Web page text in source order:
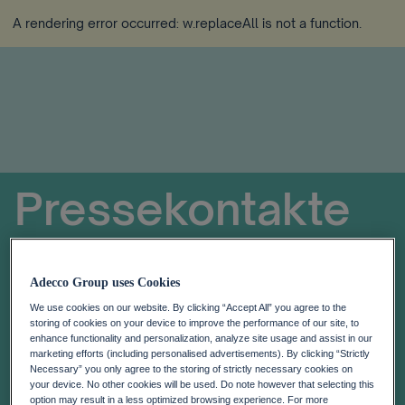
A rendering error occurred: w.replaceAll is not a function
Pressekontakte
Adecco Group uses Cookies
We use cookies on our website. By clicking “Accept All” you agree to the
storing of cookies on your device to improve the performance of our site, to
enhance functionality and personalization, analyze site usage and assist in our
marketing efforts (including personalised advertisements). By clicking “Strictly
Necessary” you only agree to the storing of strictly necessary cookies on
your device. No other cookies will be used. Do note however that selecting this
option may result in a less optimized browsing experience. For more